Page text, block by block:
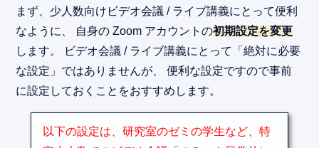
まず、少人数向けビデオ会議 / ライブ講義にとって便利
なように、 自身の Zoom アカウントの初期設定を変更
します。 ビデオ会議 / ライブ講義にとって「絶対に必要
な設定」ではありませんが、 便利な設定ですので事前
に設定しておくことをおすすめします。
以下の設定は、研究室のゼミの学生など、特